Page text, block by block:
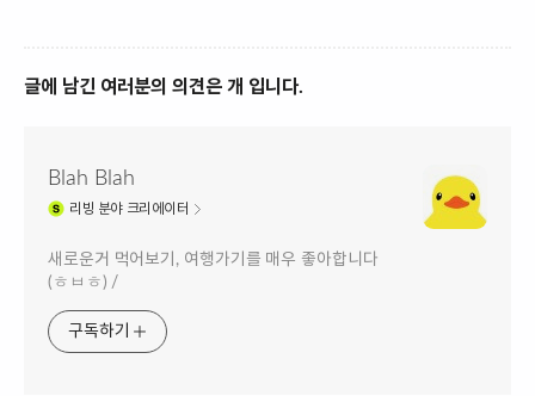
글에 남긴 여러분의 의견은 개 입니다.
Blah Blah
리빙 분야 크리에이터
새로운거 먹어보기, 여행가기를 매우 좋아합니다
(ㅎㅂㅎ) /
구독하기